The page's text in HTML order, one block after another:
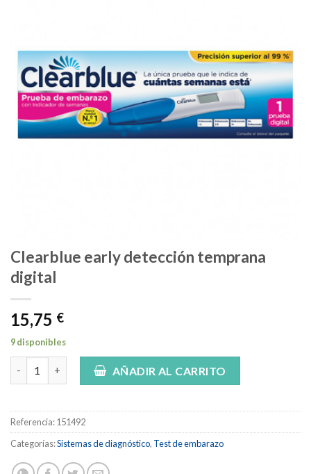
deseos
Clearblue early detección temprana
digital
15,75 €
9 disponibles
Clearblue early detección temprana digital cantidad
AÑADIR AL CARRITO
Referencia:151492
Categorías:Sistemas de diagnóstico, Test de embarazo